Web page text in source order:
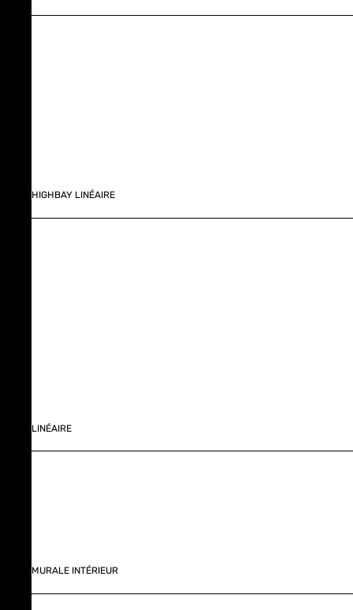
HIGHBAY LINÉAIRE
LINÉAIRE
MURALE INTÉRIEUR